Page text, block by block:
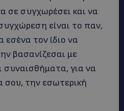
σε συγχωρέσει και να
είναι το παν,
τον ίδιο να
βασανίζεσαι με
συναισθήματα, για να
σου, την εσωτερική